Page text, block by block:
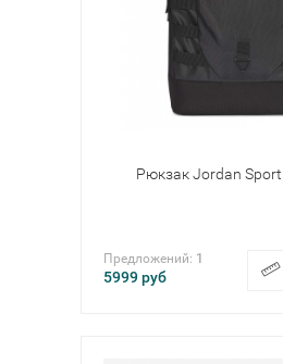
Рюкзак Jordan
Предложений: 1
5999руб